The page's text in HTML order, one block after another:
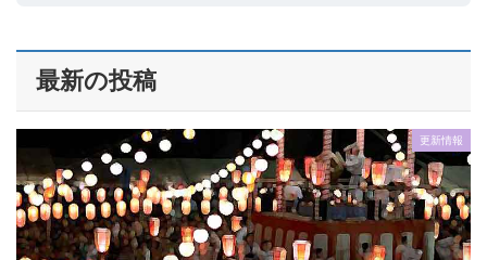
最新の投稿
更新情報